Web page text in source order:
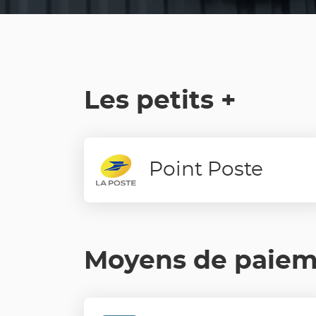
Les petits +
Point Poste
Moyens de